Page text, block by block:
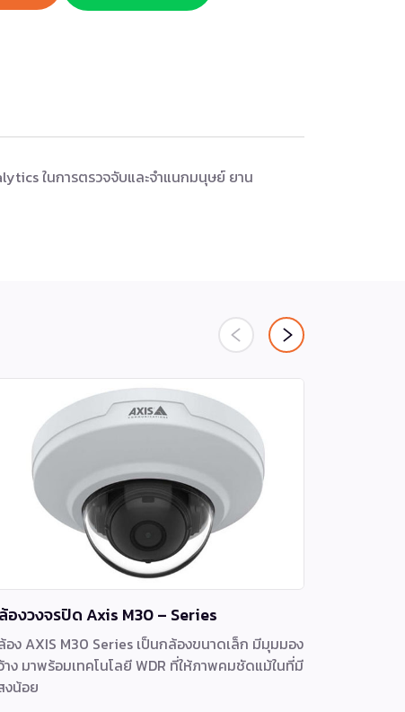
ในการตรวจจับและจำแนกมนุษย์ ยาน
องวงจรปิด Axis M30 – Series
อง AXIS M30 Series เป็นกล้องขนาดเล็ก มีมุมมอง
าง มาพร้อมเทคโนโลยี WDR ที่ให้ภาพคมชัดแม้ในที่มี
งน้อย